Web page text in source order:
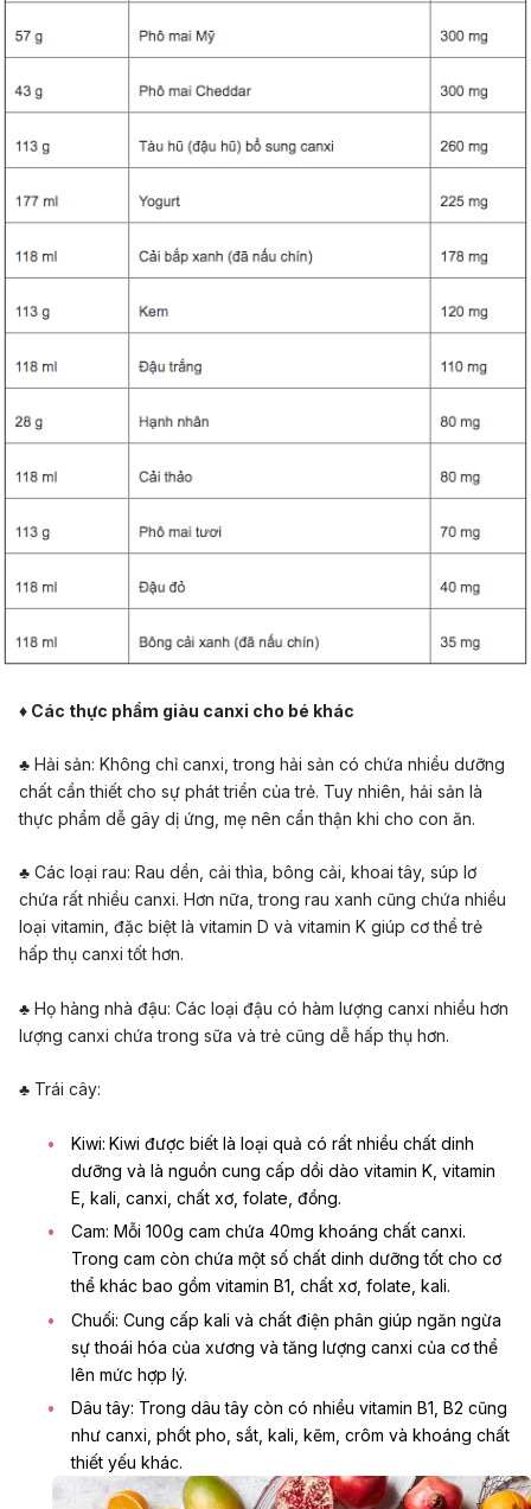
♦ Các thực phẩm giàu canxi cho bé khác
♣ Hải sản: Không chỉ canxi, trong hải sản có chứa nhiều dưỡng
chất cần thiết cho sự phát triển của trẻ. Tuy nhiên, hải sản là
thực phẩm dễ gây dị ứng, mẹ nên cẩn thận khi cho con ăn.
♣ Các loại rau: Rau dền, cải thìa, bông cải, khoai tây, súp lơ
chứa rất nhiều canxi. Hơn nữa, trong rau xanh cũng chứa nhiều
loại vitamin, đặc biệt là vitamin D và vitamin K giúp cơ thể trẻ
hấp thụ canxi tốt hơn.
♣ Họ hàng nhà đậu: Các loại đậu có hàm lượng canxi nhiều hơn
lượng canxi chứa trong sữa và trẻ cũng dễ hấp thụ hơn.
♣ Trái cây:
Kiwi: Kiwi được biết là loại quả có rất nhiều chất dinh
dưỡng và là nguồn cung cấp dồi dào vitamin K, vitamin
E, kali, canxi, chất xơ, folate, đồng.
Cam: Mỗi 100g cam chứa 40mg khoáng chất canxi.
Trong cam còn chứa một số chất dinh dưỡng tốt cho cơ
thể khác bao gồm vitamin B1, chất xơ, folate, kali.
Chuối: Cung cấp kali và chất điện phân giúp ngăn ngừa
sự thoái hóa của xương và tăng lượng canxi của cơ thể
lên mức hợp lý.
Dâu tây: Trong dâu tây còn có nhiều vitamin B1, B2 cũng
như canxi, phốt pho, sắt, kali, kẽm, crôm và khoáng chất
thiết yếu khác.